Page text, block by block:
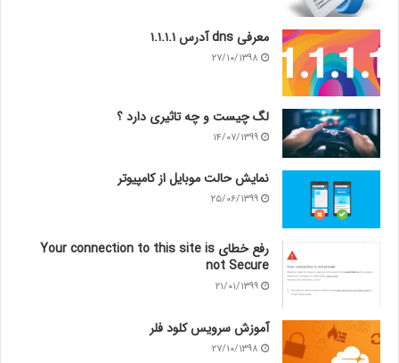
معرفی dns آدرس ۱.۱.۱.۱
۲۷/۱۰/۱۳۹۸
لگ چیست و چه تاثیری دارد ؟
۱۴/۰۷/۱۳۹۹
نمایش حالت موبایل از کامپیوتر
۲۵/۰۶/۱۳۹۹
رفع خطای Your connection to this site is
not Secure
۲۱/۰۱/۱۳۹۹
آموزش سرویس کلود فلر
۲۷/۱۰/۱۳۹۸